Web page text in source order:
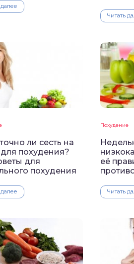
Читать
ли сесть на
похудения?
для
похудения
Похудение
её
Читать